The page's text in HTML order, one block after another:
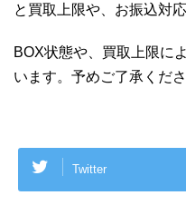
と買取上限や、お振込対
BOX状態や、買取上限に
います。予めご了承くださ
Twitter